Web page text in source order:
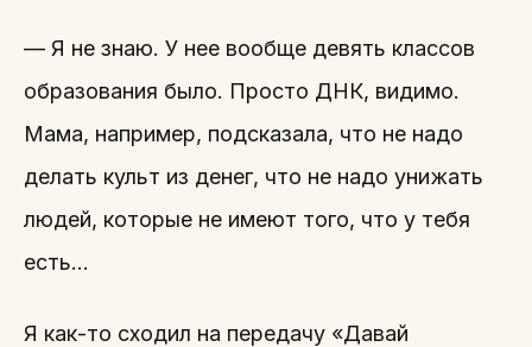
— Я не знаю. У нее вообще девять классов
образования было. Просто ДНК, видимо.
Мама, например, подсказала, что не надо
делать культ из денег, что не надо унижать
людей, которые не имеют того, что у тебя
есть…
Я как-то сходил на передачу «Давай